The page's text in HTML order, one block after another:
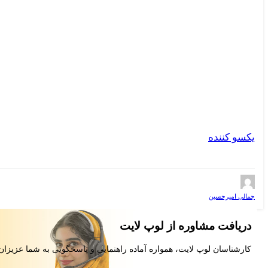
یکسو کننده
جمالی امیرحسین
دریافت مشاوره از لوپ لایت
کارشناسان لوپ لایت، همواره آماده راهنمایی و پاسخگویی به شما